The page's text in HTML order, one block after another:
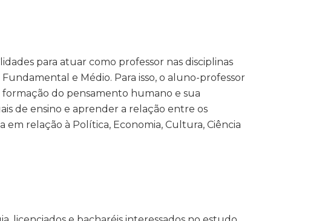
para atuar como professor nas disciplinas
e Médio. Para isso, o aluno-professor
do pensamento humano e sua
de ensino e aprender a relação entre os
em relação à Política, Economia, Cultura, Ciência